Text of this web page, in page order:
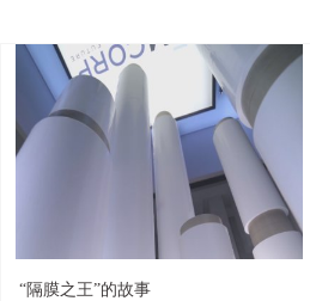
“隔膜之王”的故事